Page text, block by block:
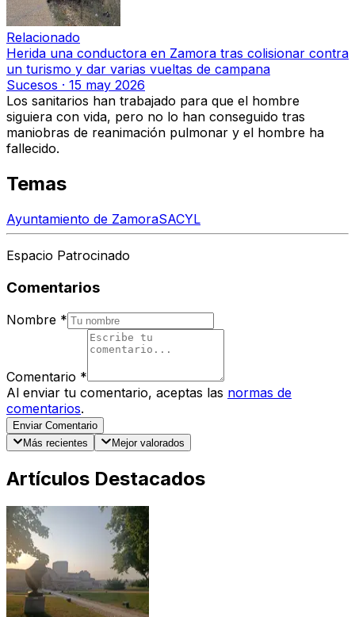
Relacionado
Herida una conductora en Zamora tras colisionar contra
un turismo y dar varias vueltas de campana
Sucesos · 15 may 2026
Los sanitarios han trabajado para que el hombre
siguiera con vida, pero no lo han conseguido tras
maniobras de reanimación pulmonar y el hombre ha
fallecido.
Temas
Ayuntamiento de ZamoraSACYL
Espacio Patrocinado
Comentarios
Nombre *
Comentario *
Al enviar tu comentario, aceptas las normas de
comentarios.
Enviar Comentario
Más recientes
Mejor valorados
Artículos Destacados